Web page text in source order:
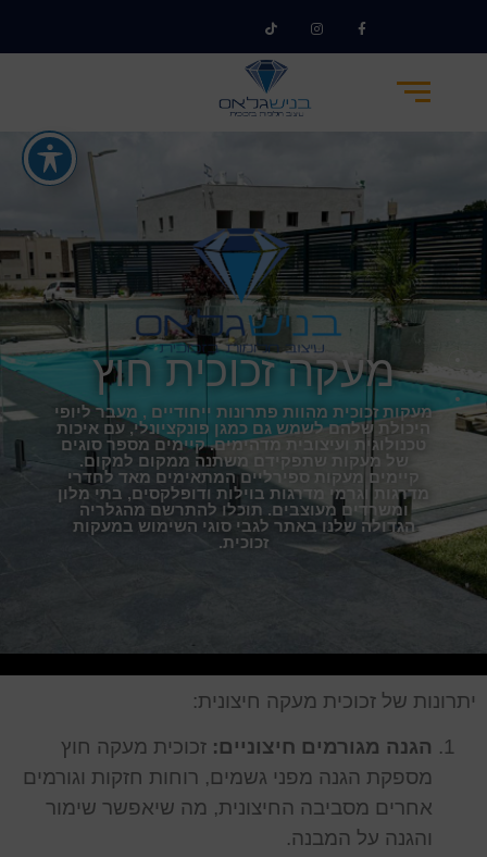
מעקות זכוכית מהוות פתרונות ייחודיים , מעבר ליופי
היכולת שלהם לשמש גם כמגן פונקציונלי, עם איכות
טכנולוגית ועיצובית מדהימים. קיימים מספר סוגים
של מעקות שתפקידם משתנה ממקום למקום.
קיימים מעקות ספירליים המתאימים מאד לחדרי
מדרגות וגרמי מדרגות בוילות ודופלקסים, בתי מלון
ומשרדים מעוצבים. תוכלו להתרשם מהגלריה
הגדולה שלנו באתר לגבי סוגי השימוש במעקות
זכוכית.
מעקה זכוכית חוץ
יתרונות של זכוכית מעקה חיצונית:
הגנה מגורמים חיצוניים: זכוכית מעקה חוץ
מספקת הגנה מפני גשמים, רוחות חזקות וגורמים
אחרים מסביבה החיצונית, מה שיאפשר שימור
והגנה על המבנה.